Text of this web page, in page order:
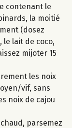
contenant le
la moitié
(dosez
lait de coco,
mijoter 15
les noix
vif, sans
noix de cajou
parsemez